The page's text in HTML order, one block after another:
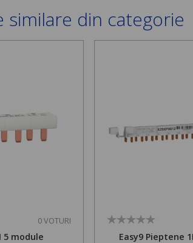
similare din categorie
0 VOTURI
5 module Easy9 Pieptene